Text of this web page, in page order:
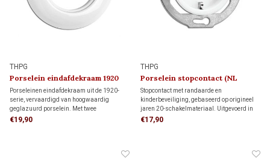
THPG
Porselein eindafdekraam 1920
Porseleinen eindafdekraam uit de 1920-
serie, vervaardigd van hoogwaardig
geglazuurd porselein. Met twee
eindafdekramen maak je een dubbel
€19,90
THPG
Porselein stopcontact (NL
kindveilig) 1920
Stopcontact met randaarde en
kinderbeveiliging, gebaseerd op origineel
jaren 20-schakelmateriaal. Uitgevoerd in
crème wit en geschikt voor standaard
€17,90